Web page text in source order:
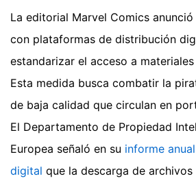
La editorial Marvel Comics
con plataformas de distribución
estandarizar el acceso a
Esta medida busca combatir la
de baja calidad que circulan en
El Departamento de Propiedad
Europea señaló en su informe
digital que la descarga de archivos